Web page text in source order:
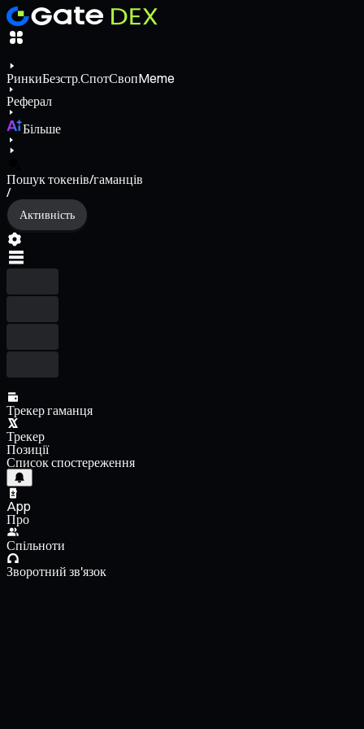
РинкиБезстр.СпотСвопMeme
Реферал
Більше
Пошук токенів/гаманців
/
Активність
Трекер гаманця
Трекер
Позиції
Список спостереження
App
Про
Спільноти
Зворотний зв'язок